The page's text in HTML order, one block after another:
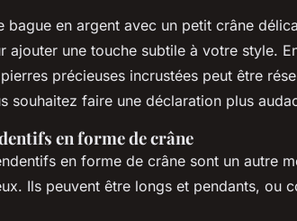
bague en argent avec un petit crâne
ajouter une touche subtile à votre style.
précieuses incrustées peut être
souhaitez faire une déclaration plus
en forme de crâne
en forme de crâne sont un autre
Ils peuvent être longs et pendants, ou